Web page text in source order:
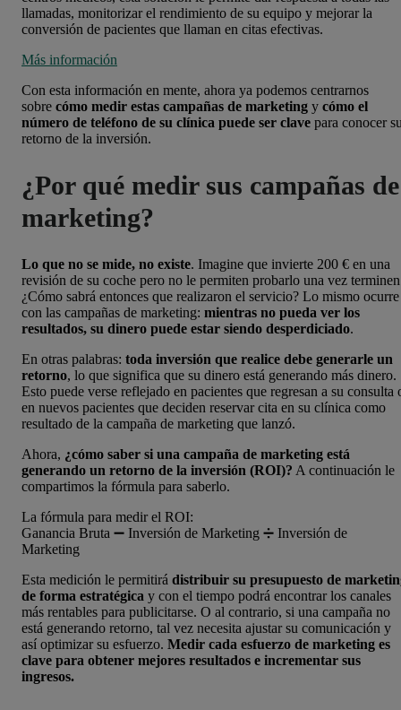
llamadas, monitorizar el rendimiento de su equipo y mejorar la
conversión de pacientes que llaman en citas efectivas.
Más información
Con esta información en mente, ahora ya podemos centrarnos
sobre cómo medir estas campañas de marketing y cómo el
número de teléfono de su clínica puede ser clave para conocer
retorno de la inversión.
¿Por qué medir sus campañas de
marketing?
Lo que no se mide, no existe. Imagine que invierte 200 € en una
revisión de su coche pero no le permiten probarlo una vez
¿Cómo sabrá entonces que realizaron el servicio? Lo mismo ocurre
con las campañas de marketing: mientras no pueda ver los
resultados, su dinero puede estar siendo desperdiciado.
En otras palabras: toda inversión que realice debe generarle un
retorno, lo que significa que su dinero está generando más dinero.
Esto puede verse reflejado en pacientes que regresan a su consulta
en nuevos pacientes que deciden reservar cita en su clínica como
resultado de la campaña de marketing que lanzó.
Ahora, ¿cómo saber si una campaña de marketing está
generando un retorno de la inversión (ROI)? A continuación le
compartimos la fórmula para saberlo.
La fórmula para medir el ROI:
Ganancia Bruta ➖ Inversión de Marketing ➗ Inversión de
Marketing
Esta medición le permitirá distribuir su presupuesto de
de forma estratégica y con el tiempo podrá encontrar los canales
más rentables para publicitarse. O al contrario, si una campaña no
está generando retorno, tal vez necesita ajustar su comunicación y
así optimizar su esfuerzo. Medir cada esfuerzo de marketing es
clave para obtener mejores resultados e incrementar sus
ingresos.